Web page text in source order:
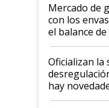
Mercado de
con los
el balance de
Posta
Oficializan la
hay
la hidrovía